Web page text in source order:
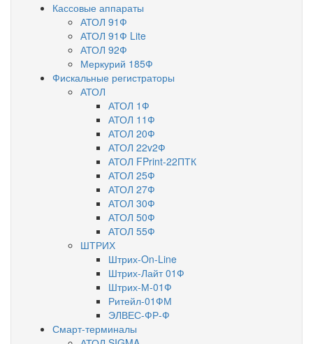
Кассовые аппараты
АТОЛ 91Ф
АТОЛ 91Ф Lite
АТОЛ 92Ф
Меркурий 185Ф
Фискальные регистраторы
АТОЛ
АТОЛ 1Ф
АТОЛ 11Ф
АТОЛ 20Ф
АТОЛ 22v2Ф
АТОЛ FPrint-22ПТК
АТОЛ 25Ф
АТОЛ 27Ф
АТОЛ 30Ф
АТОЛ 50Ф
АТОЛ 55Ф
ШТРИХ
Штрих-On-Line
Штрих-Лайт 01Ф
Штрих-М-01Ф
Ритейл-01ФМ
ЭЛВЕС-ФР-Ф
Смарт-терминалы